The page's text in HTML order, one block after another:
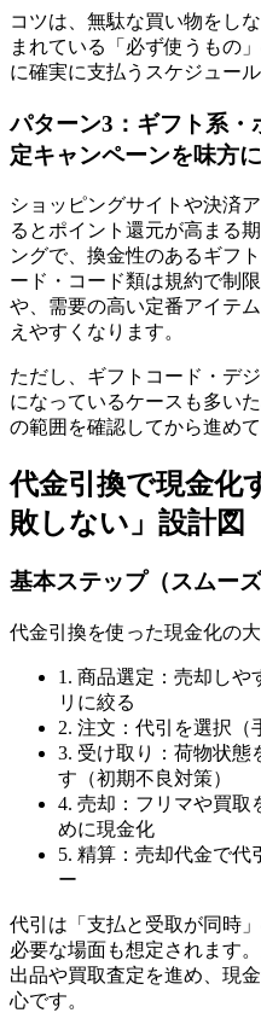
コツは、無駄な買い物をし
まれている「必ず使うもの
に確実に支払うスケジュー
パターン3：ギフト系
定キャンペーンを味方に
ショッピングサイトや決済
るとポイント還元が高まる
ングで、換金性のあるギフ
ード・コード類は規約で制
や、需要の高い定番アイテ
えやすくなります。
ただし、ギフトコード・デ
になっているケースも多い
の範囲を確認してから進めて
代金引換で現金化
敗しない」設計図
基本ステップ（スムーズ
代金引換を使った現金化の
1. 商品選定：売却し
リに絞る
2. 注文：代引を選択（
3. 受け取り：荷物状態
す（初期不良対策）
4. 売却：フリマや買取
めに現金化
5. 精算：売却代金で
ー
代引は「支払と受取が同時
必要な場面も想定されます
出品や買取査定を進め、現
心です。